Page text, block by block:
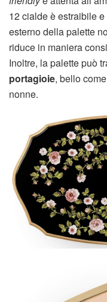
12 cialde è estraibile e
esterno della palette
riduce in maniera
Inoltre, la palette può
portagioie, bello
nonne.